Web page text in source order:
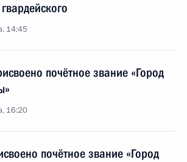
14:45
почётное звание «Город
16:20
почётное звание «Город